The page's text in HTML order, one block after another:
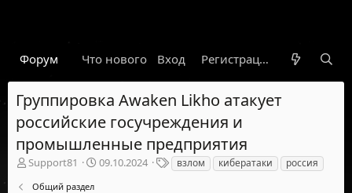
Форум Что нового Гарант Новости
Вход Регистрация
Группировка Awaken Likho атакует
российские госучреждения и
промышленные предприятия
А
Support81
Д
09.10.2024
Т
е
взлом кибератаки россия
Общий раздел